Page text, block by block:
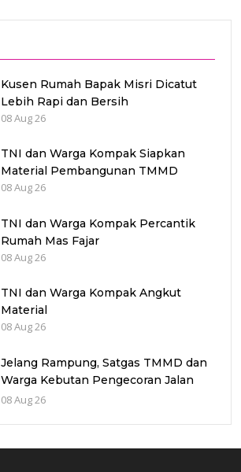
Kusen Rumah Bapak Misri Dicatut
Lebih Rapi dan Bersih
08 Aug 26
TNI dan Warga Kompak Siapkan
Material Pembangunan TMMD
08 Aug 26
TNI dan Warga Kompak Percantik
Rumah Mas Fajar
08 Aug 26
TNI dan Warga Kompak Angkut
Material
08 Aug 26
Jelang Rampung, Satgas TMMD dan
Warga Kebutan Pengecoran Jalan
Desa Cukil
08 Aug 26